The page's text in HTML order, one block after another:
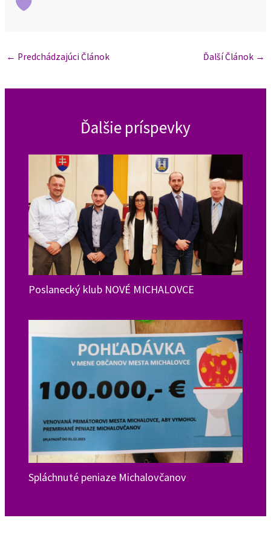
← Predchádzajúci Článok Ďalší Článok →
Ďalšie príspevky
Poslanecký klub NOVÉ MICHALOVCE
Spláchnuté peniaze Michalovčanov